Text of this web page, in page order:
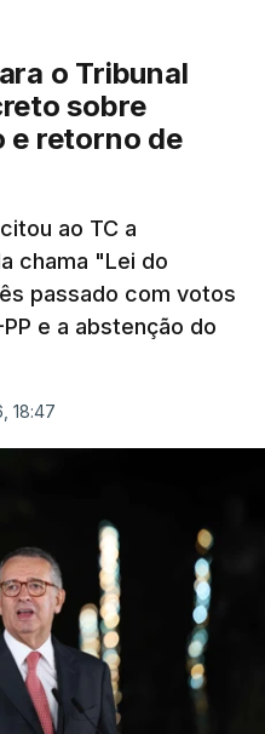
justo e transparente".
burocracias,
que os apoios
estaremos a dar
argumenta o
é
deixa alguns
dimensão "deve ter
das pessoas"
pode
da proteção
que se
deverá
prejudicado face à
o Tribunal
sobre
e retorno de
ao TC a
chama "Lei do
passado com votos
e a abstenção do
18:47